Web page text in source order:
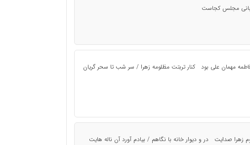
بانی مجلس کجاست
مهمان علی بود کنار تربتت مظلومه زهرا / سر شب تا سحر گریان
زهرا صدایت در و دیوار خانه با نگاهم / بیادم آورد آن ناله هایت